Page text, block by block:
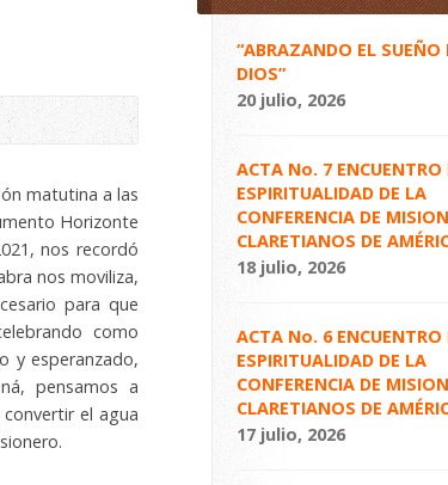
matutina a las
Horizonte
nos recordó
nos moviliza,
para que
como
y esperanzado,
pensamos a
el agua
“ABRAZANDO EL SUEÑO
DIOS”
20 julio, 2026
ACTA No. 7 ENCUENTRO
ESPIRITUALIDAD DE LA
CONFERENCIA DE
CLARETIANOS DE
18 julio, 2026
ACTA No. 6 ENCUENTRO
ESPIRITUALIDAD DE LA
CONFERENCIA DE
CLARETIANOS DE
17 julio, 2026